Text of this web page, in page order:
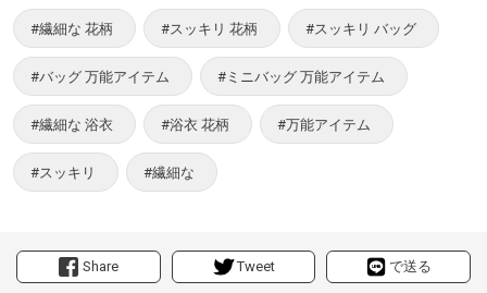
Share Tweet で送る
#繊細な 花柄 #スッキリ 花柄 #スッキリ バッグ
#バッグ 万能アイテム #ミニバッグ 万能アイテム
#繊細な 浴衣 #浴衣 花柄 #万能アイテム
#スッキリ #繊細な